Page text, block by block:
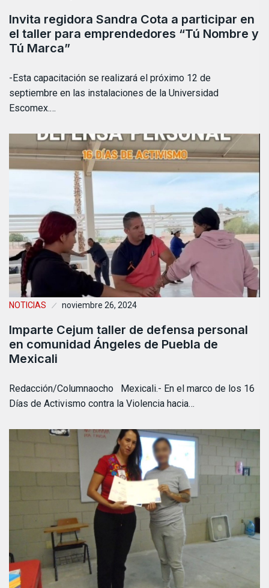
Invita regidora Sandra Cota a participar en
el taller para emprendedores “Tú Nombre y
Tú Marca”
-Esta capacitación se realizará el próximo 12 de
septiembre en las instalaciones de la Universidad
Escomex.…
NOTICIAS noviembre 26, 2024
Imparte Cejum taller de defensa personal
en comunidad Ángeles de Puebla de
Mexicali
Redacción/Columnaocho Mexicali.- En el marco de los 16
Días de Activismo contra la Violencia hacia…